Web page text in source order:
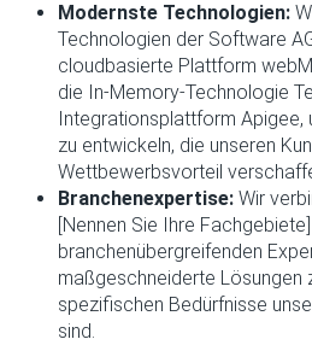
Modernste Technologien:
Technologien der Software
cloudbasierte Plattform
die In-Memory-Technologie
Integrationsplattform Apigee,
zu entwickeln, die unseren
Wettbewerbsvorteil
Branchenexpertise: Wir
[Nennen Sie Ihre
branchenübergreifenden
maßgeschneiderte Lösungen
spezifischen Bedürfnisse
sind.